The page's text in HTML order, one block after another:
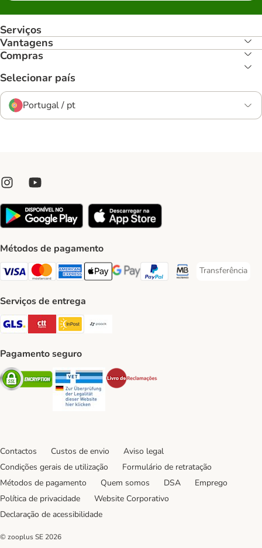
Serviços
Vantagens
Compras
Selecionar país
Portugal / pt
Métodos de pagamento
Visa Payment Method
Mastercard Payment Method
American Express Payment Method
Apple Pay Payment Method
Google Pay Payment Method
PayPal Payment Method
Multibanco Payment
Transferência
Transferência
Serviços de entrega
GLS Shipping Method
CTTExpress Shipping Method
InPost Shipping Method
Pagamento seguro
Security Security
Contactos Custos de envio
Aviso legal
Condições gerais de utilização
Formulário de retratação
Métodos de pagamento
Quem somos DSA
Emprego
Política de privacidade
Website Corporativo
Declaração de acessibilidade
© zooplus SE 2026